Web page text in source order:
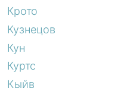
Крото
Кузнецов
Кун
Куртс
Кыйв